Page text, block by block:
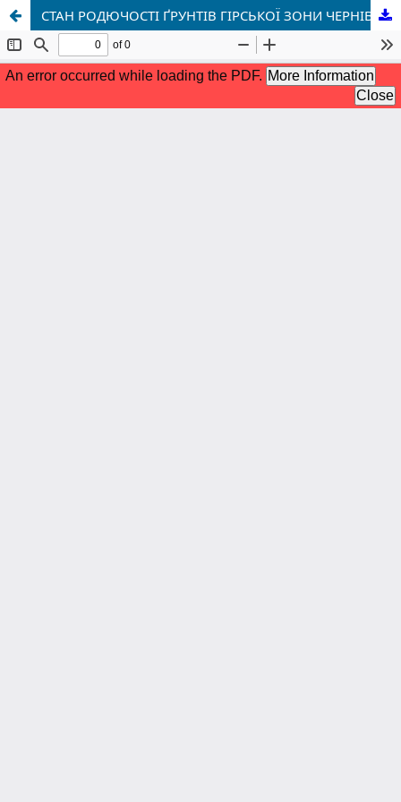
СТАН РОДЮЧОСТІ ҐРУНТІВ ГІРСЬКОЇ ЗОНИ ЧЕРНІВЕЦЬКОЇ ОБЛАСТІ